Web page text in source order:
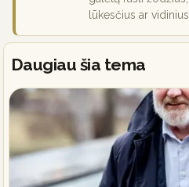
lūkesčius ar
Daugiau šia tema